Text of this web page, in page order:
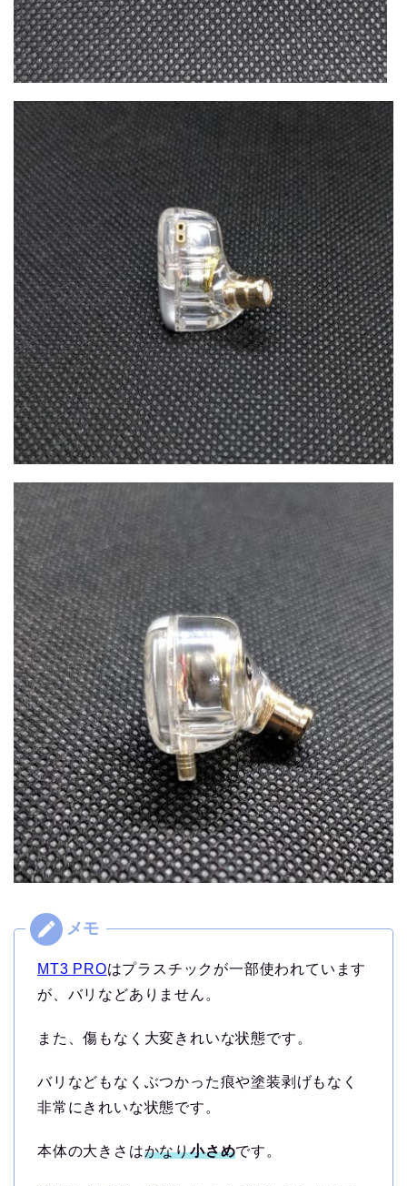
MT3 PROはプラスチックが一部使われています
が、バリなどありません。
また、傷もなく大変きれいな状態です。
バリなどもなくぶつかった痕や塗装剥げもなく
非常にきれいな状態です。
本体の大きさはかなり小さめです。